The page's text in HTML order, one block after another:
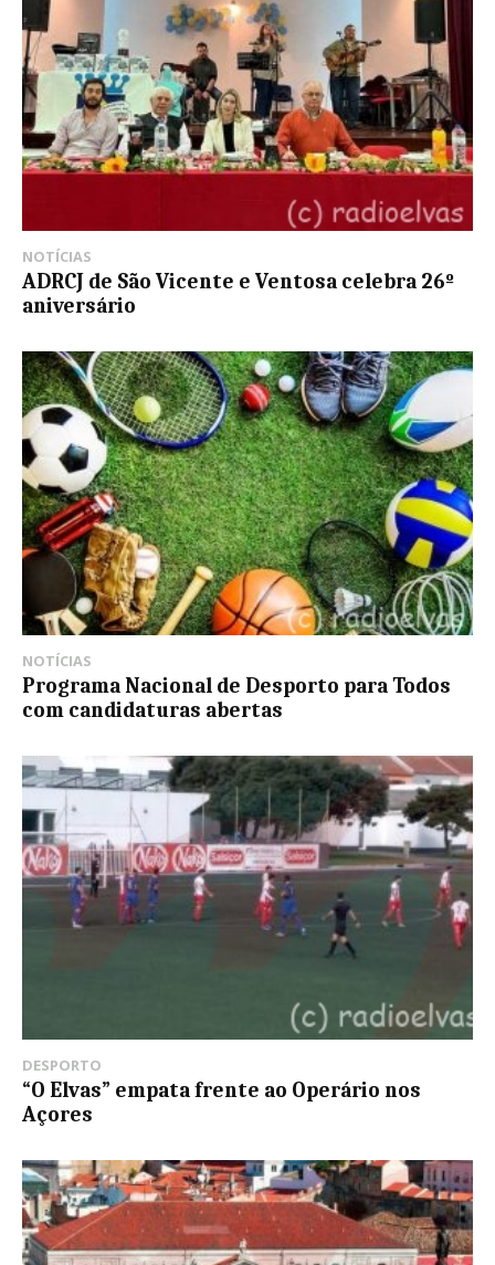
NOTÍCIAS
ADRCJ de São Vicente e Ventosa celebra 26º
aniversário
NOTÍCIAS
Programa Nacional de Desporto para Todos
com candidaturas abertas
DESPORTO
“O Elvas” empata frente ao Operário nos
Açores